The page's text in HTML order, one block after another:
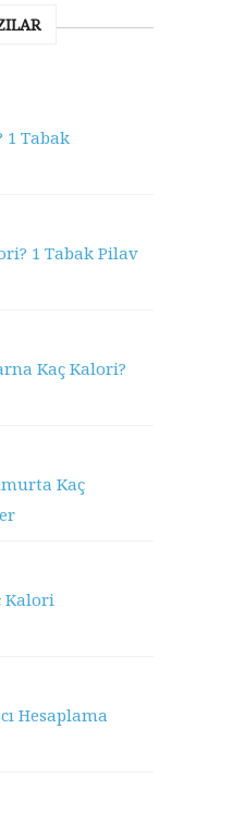
1 Tabak
1 Tabak Pilav
Kaç Kalori?
Kaç
Kalori
Hesaplama